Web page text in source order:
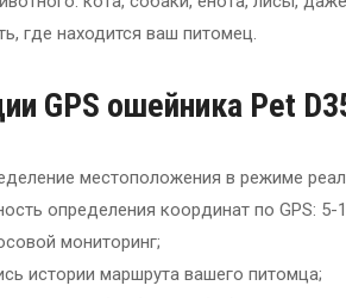
где находится ваш питомец.
GPS ошейника Pet
местоположения в режиме
определения координат по GPS: 5-
мониторинг;
истории маршрута вашего питомца;